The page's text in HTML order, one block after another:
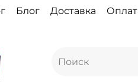
Блог Доставка